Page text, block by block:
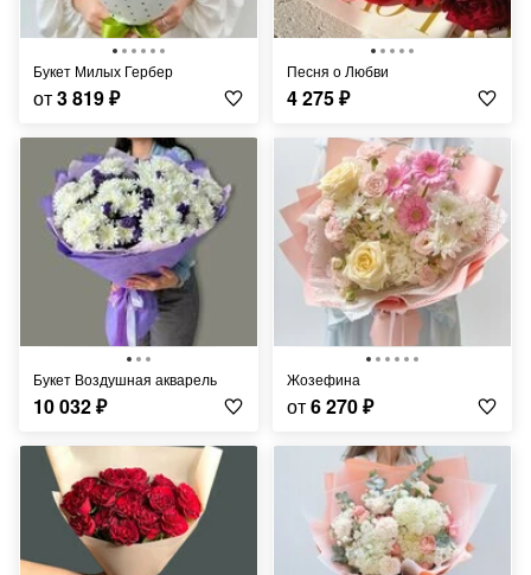
Букет Милых Гербер
от3 819₽
Песня о Любви
4 275₽
Букет Воздушная акварель
10 032₽
Жозефина
от6 270₽